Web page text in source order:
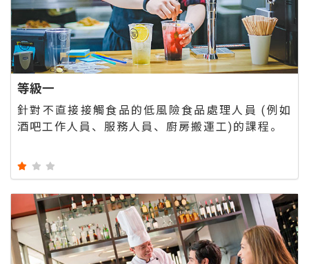
等級一
針對不直接接觸食品的低風險食品處理人員 (例如
酒吧工作人員、服務人員、廚房搬運工)的課程。